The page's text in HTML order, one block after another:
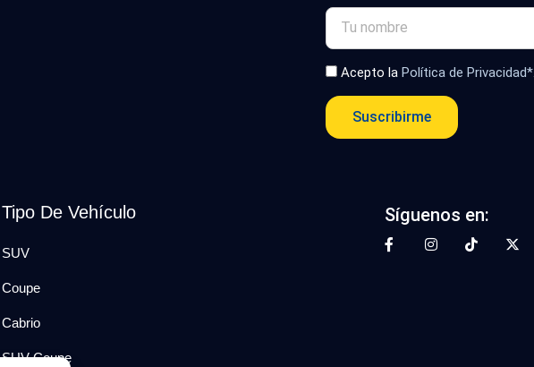
Acepto laPolítica de Privacidad*
Suscribirme
Tipo De Vehículo
SUV
Coupe
Cabrio
SUV-Coupe
Síguenos en: